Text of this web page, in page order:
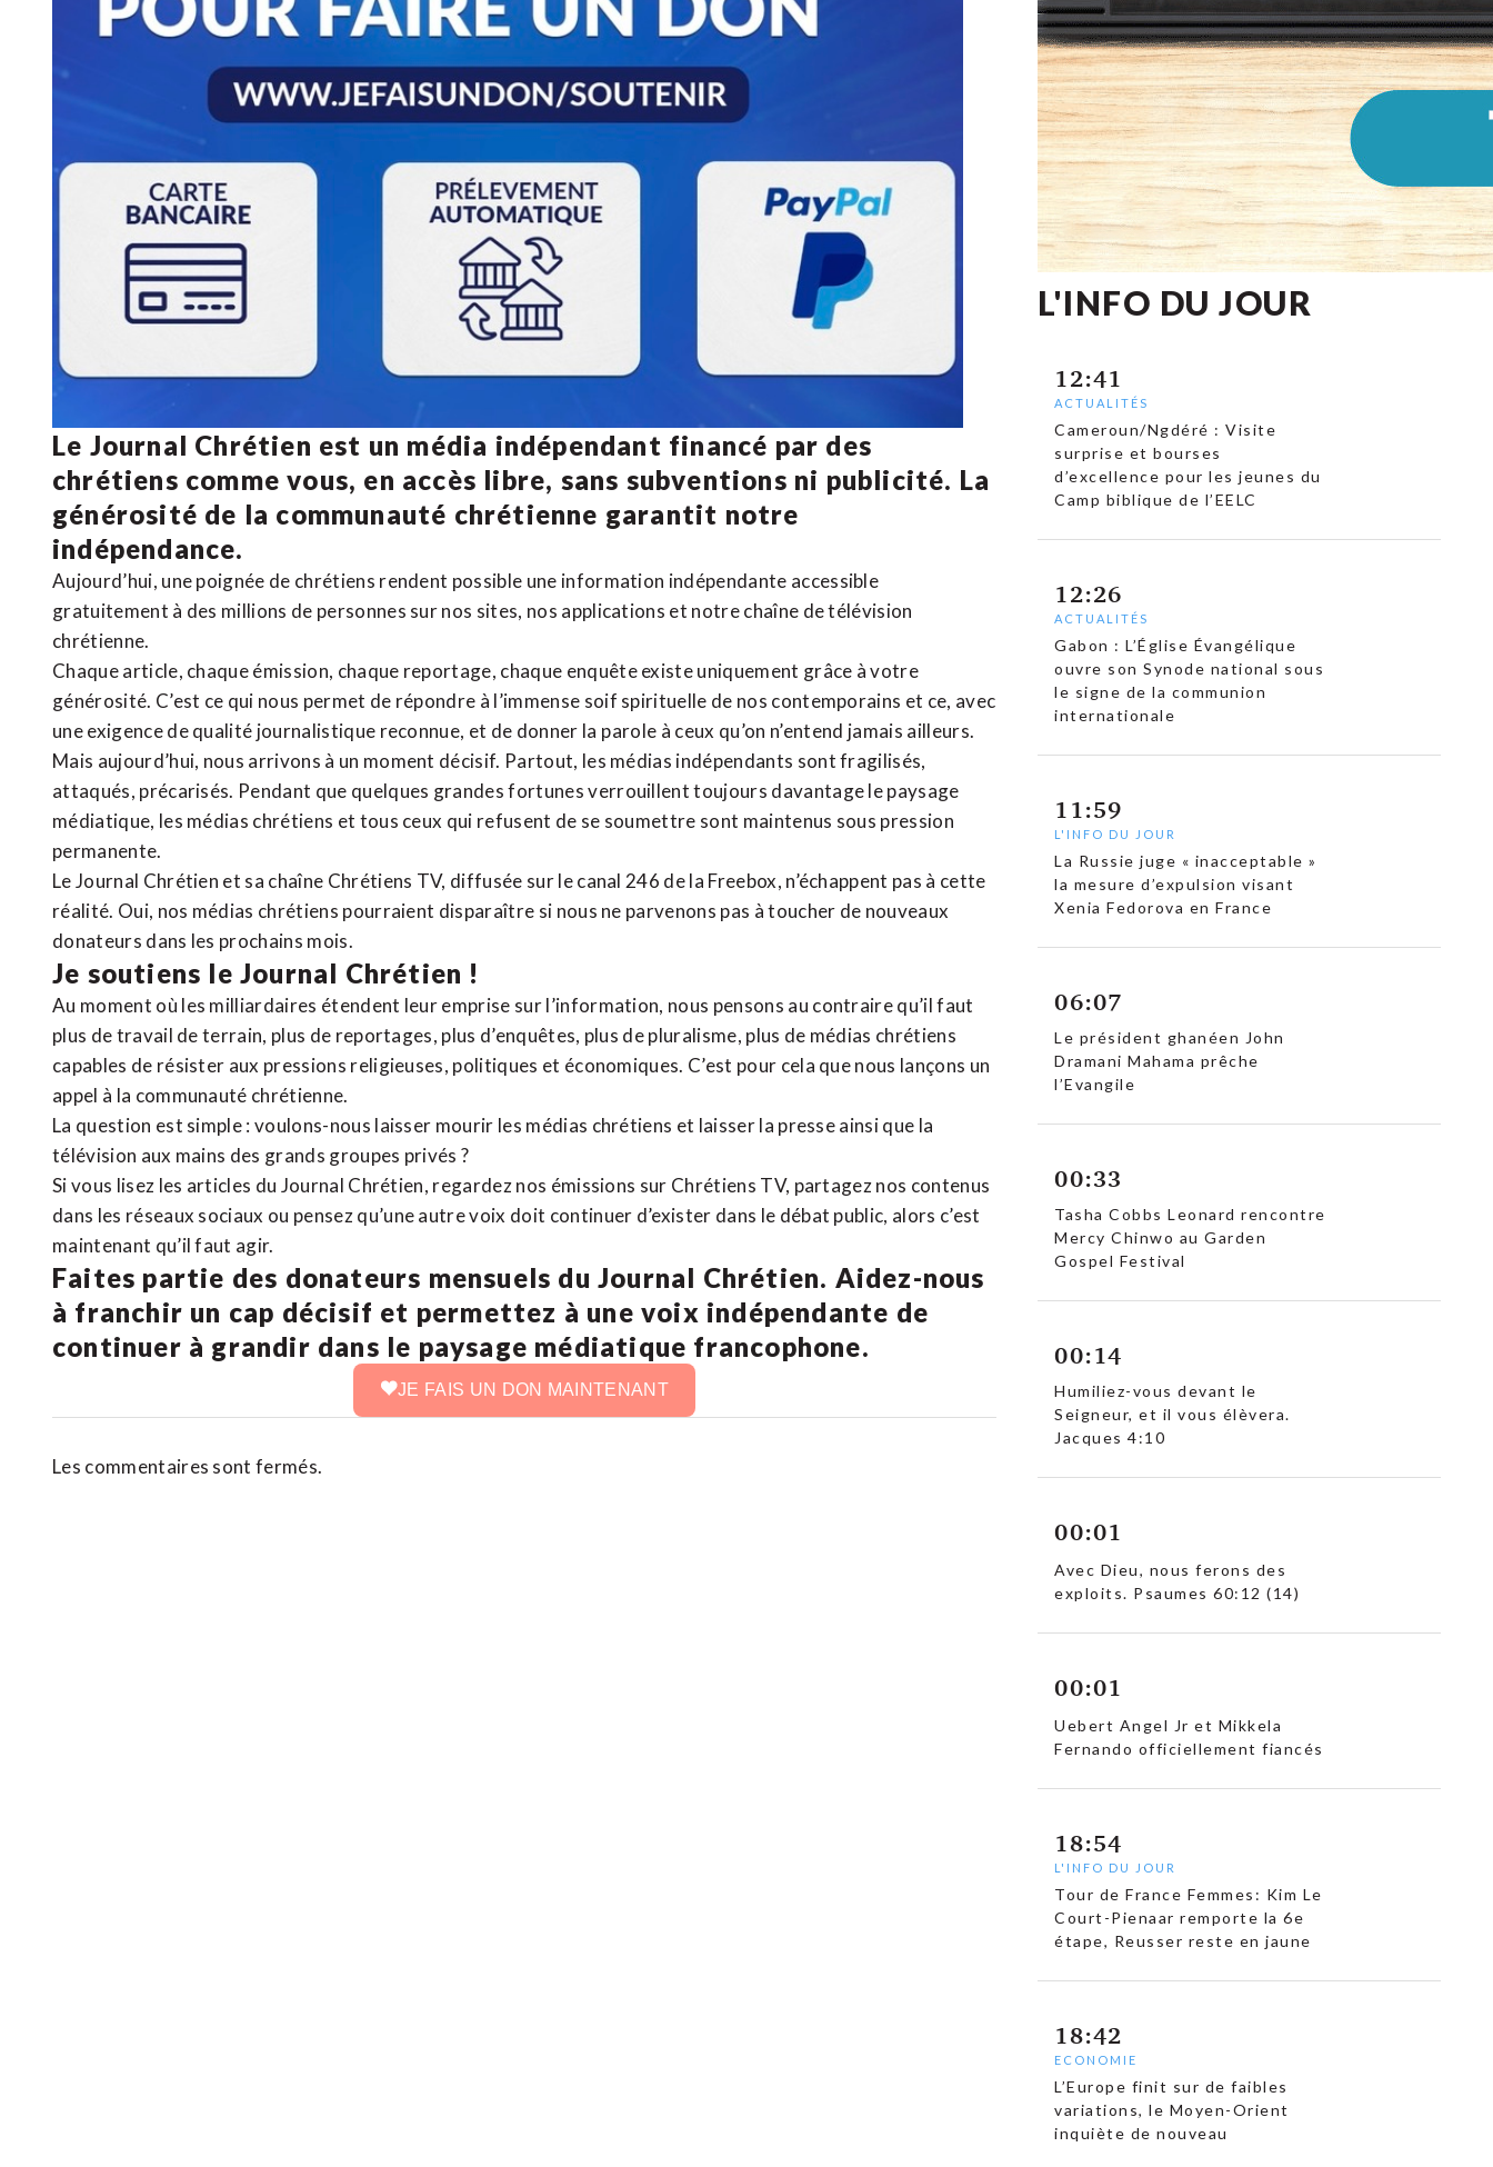
Le Journal Chrétien est un média indépendant financé par des
chrétiens comme vous, en accès libre, sans subventions ni publicité. La
générosité de la communauté chrétienne garantit notre
indépendance.
Aujourd’hui, une poignée de chrétiens rendent possible une information indépendante accessible
gratuitement à des millions de personnes sur nos sites, nos applications et notrechaîne de télévision
chrétienne.
Chaque article, chaque émission, chaque reportage, chaque enquête existe uniquement grâce à votre
générosité. C’est ce qui nous permet de répondre à l’immense soif spirituelle de nos contemporains et ce, avec
une exigence de qualité journalistique reconnue, et de donner la parole à ceux qu’on n’entend jamais ailleurs.
Mais aujourd’hui, nous arrivons à un moment décisif. Partout, les médias indépendants sont fragilisés,
attaqués, précarisés. Pendant que quelques grandes fortunes verrouillent toujours davantage le paysage
médiatique, les médias chrétiens et tous ceux qui refusent de se soumettre sont maintenus sous pression
permanente.
Le Journal Chrétien et sa chaîne Chrétiens TV, diffusée sur le canal 246 de la Freebox, n’échappent pas à cette
réalité. Oui, nos médias chrétiens pourraient disparaître si nous ne parvenons pas à toucher de nouveaux
donateurs dans les prochains mois.
Je soutiens le Journal Chrétien !
Au moment où les milliardaires étendent leur emprise sur l’information, nous pensons au contraire qu’il faut
plus de travail de terrain, plus de reportages, plus d’enquêtes, plus de pluralisme, plus de médias chrétiens
capables de résister aux pressions religieuses, politiques et économiques. C’est pour cela que nous lançons un
appel à la communauté chrétienne.
La question est simple : voulons-nous laisser mourir les médias chrétiens et laisser la presse ainsi que la
télévision aux mains des grands groupes privés ?
Si vous lisez les articles du Journal Chrétien, regardez nos émissions sur Chrétiens TV, partagez nos contenus
dans les réseaux sociaux ou pensez qu’une autre voix doit continuer d’exister dans le débat public, alors c’est
maintenant qu’il faut agir.
Faites partie des donateurs mensuels du Journal Chrétien. Aidez-nous
à franchir un cap décisif et permettez à une voix indépendante de
continuer à grandir dans le paysage médiatique francophone.
JE FAIS UN DON MAINTENANT
Les commentaires sont fermés.
L'INFO DU JOUR
12:41
ACTUALITÉS
Cameroun/Ngdéré : Visite
surprise et bourses
d’excellence pour les jeunes du
Camp biblique de l’EELC
12:26
ACTUALITÉS
Gabon : L’Église Évangélique
ouvre son Synode national sous
le signe de la communion
internationale
11:59
L'INFO DU JOUR
La Russie juge « inacceptable »
la mesure d’expulsion visant
Xenia Fedorova en France
06:07
Le président ghanéen John
Dramani Mahama prêche
l’Evangile
00:33
Tasha Cobbs Leonard rencontre
Mercy Chinwo au Garden
Gospel Festival
00:14
Humiliez-vous devant le
Seigneur, et il vous élèvera.
Jacques 4:10
00:01
Avec Dieu, nous ferons des
exploits. Psaumes 60:12 (14)
00:01
Uebert Angel Jr et Mikkela
Fernando officiellement fiancés
18:54
L'INFO DU JOUR
Tour de France Femmes: Kim Le
Court-Pienaar remporte la 6e
étape, Reusser reste en jaune
18:42
ECONOMIE
L’Europe finit sur de faibles
variations, le Moyen-Orient
inquiète de nouveau